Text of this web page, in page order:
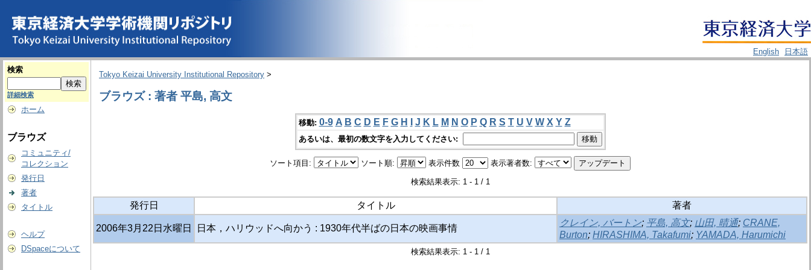
English
日本語
検索
詳細検索
ホーム
ブラウズ
コミュニティ/
コレクション
発行日
著者
タイトル
ヘルプ
DSpaceについて
Tokyo Keizai University Institutional Repository >
ブラウズ : 著者 平島, 高文
移動: 0-9 A B C D E F G H J K L M N O P Q R S T U V W X Y Z
あるいは、最初の数文字を入力してください:
ソート項目: ソート順: 表示件数 表示著者数:
検索結果表示: 1 - 1 / 1
発行日 タイトル 著者
2006年3月22日水曜日 日本，ハリウッドへ向かう : 1930年代半ばの日本の映画事情
クレイン, バートン; 平島, 高文; 山田, 晴通; CRANE,
Burton; HIRASHIMA, Takafumi; YAMADA, Harumichi
検索結果表示: 1 - 1 / 1